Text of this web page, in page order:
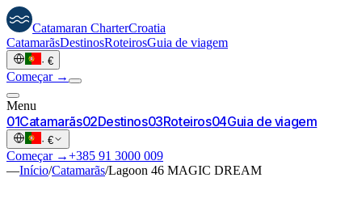
Catamaran CharterCroatia
CatamarãsDestinosRoteirosGuia de viagem
· €
Começar →
Menu
01Catamarãs02Destinos03Roteiros04Guia de viagem
· €
Começar →+385 91 3000 009
—Início/Catamarãs/Lagoon 46 MAGIC DREAM